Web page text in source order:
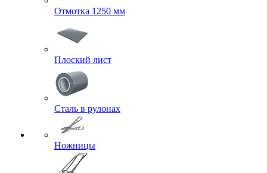
Отмотка 1250 мм
Плоский лист
Сталь в рулонах
Ножницы